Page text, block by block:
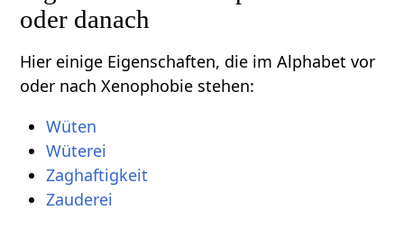
oder danach
Hier einige Eigenschaften, die im Alphabet vor
oder nach Xenophobie stehen:
Wüten
Wüterei
Zaghaftigkeit
Zauderei